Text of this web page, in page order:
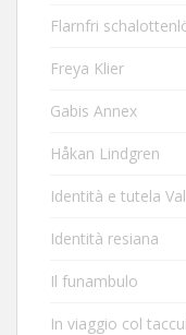
Flarnfri
Freya Klier
Gabis Annex
Håkan Lindgren
Identità e tutela
Identità resiana
Il funambulo
In viaggio col